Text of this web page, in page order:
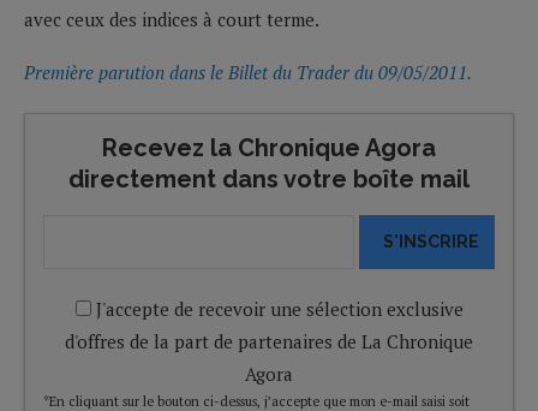
avec ceux des indices à court terme.
Première parution dans le Billet du Trader du 09/05/2011.
Recevez la Chronique Agora
directement dans votre boîte mail
S'INSCRIRE
J'accepte de recevoir une sélection exclusive
d'offres de la part de partenaires de La Chronique
Agora
*En cliquant sur le bouton ci-dessus, j’accepte que mon e-mail saisi soit